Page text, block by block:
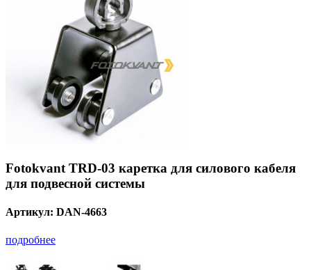
Fotokvant TRD-03 каретка для силового кабеля
для подвесной системы
Артикул: DAN-4663
подробнее